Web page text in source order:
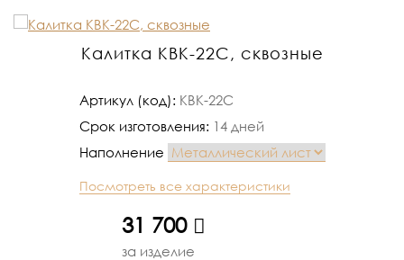
Калитка КВК-22С, сквозные
Артикул (код): КВК-22С
Срок изготовления: 14 дней
Наполнение
Посмотреть все характеристики
31 700
руб.
за изделие